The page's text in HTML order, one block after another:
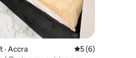
Accra Note moyenne de
5 (6)